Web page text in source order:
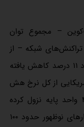
– مجموع توان
تراکنش‌های شبکه – از
ابتدای سال تاکنون به‌طور میانگین حدود ۱۱ درصد کاهش یافته
از کل نرخ هش
شبکه طی دو فصل گذشته بیش از ۴۰ واحد پایه نزول کرده
است، در حالی که استخراج‌کنندگان بازارهای نوظهور حدود ۱۰۰